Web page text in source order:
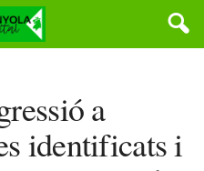
a
identificats i